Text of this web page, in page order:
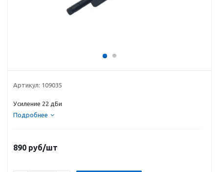
Артикул: 109035
Усиление 22 дБи
Подробнее
890 руб/шт